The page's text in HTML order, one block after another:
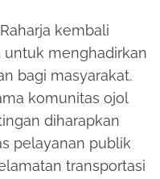
kembali
menghadirkan
bagi masyarakat.
komunitas ojol
diharapkan
pelayanan publik
transportasi